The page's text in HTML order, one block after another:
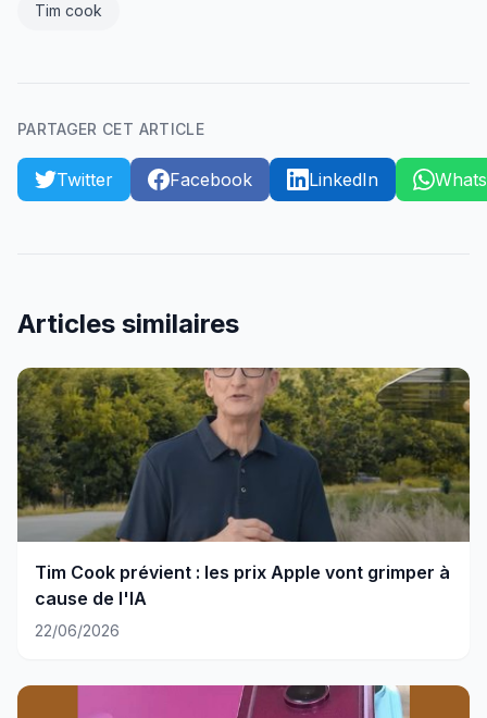
Tim cook
PARTAGER CET ARTICLE
Twitter Facebook LinkedIn
Articles similaires
Tim Cook prévient : les prix Apple vont grimper à
cause de l'IA
22/06/2026